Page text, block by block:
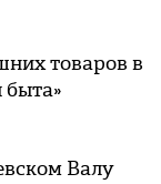
товаров в
Валу